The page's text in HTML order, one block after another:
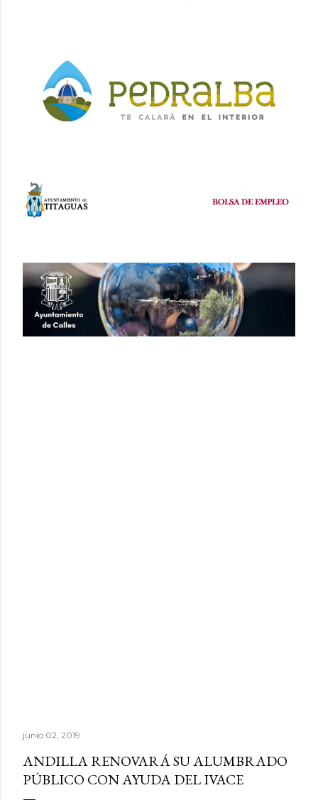
junio 02, 2019
ANDILLA RENOVARÁ SU ALUMBRADO
PÚBLICO CON AYUDA DEL IVACE